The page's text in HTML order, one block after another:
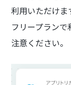
利用いただけま
フリープラン
注意ください。